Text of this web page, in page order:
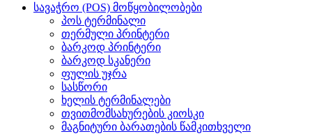
სავაჭრო (POS) მოწყობილობები
პოს ტერმინალი
თერმული პრინტერი
ბარკოდ პრინტერი
ბარკოდ სკანერი
ფულის უჯრა
სასწორი
ხელის ტერმინალები
თვითმომსახურების კიოსკი
მაგნიტური ბარათების წამკითხველი